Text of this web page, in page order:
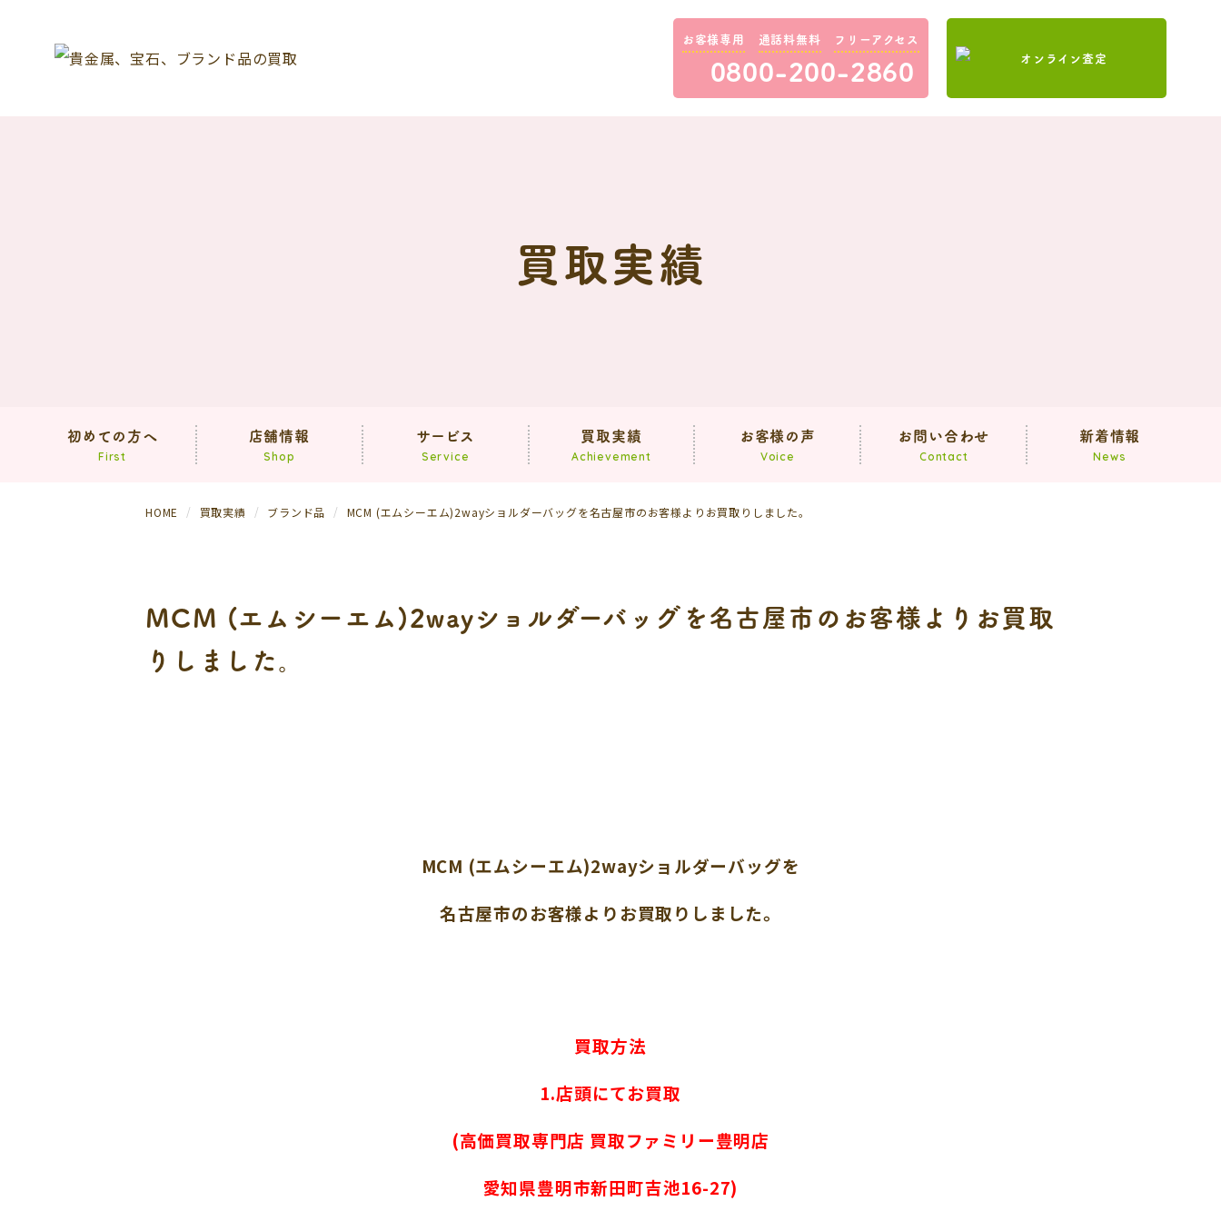
お客様専用 通話料無料 フリーアクセス
0800-200-2860
買取実績
初めての方へ
First
よくあるご質問
店舗情報
Shop
サービス
Service
買取
買取実績
Achievement
お客様の声
Voice
お問い合わせ
Contact
新着情報
News
HOME 買取実績 ブランド品 MCM (エムシーエム)2wayショルダーバッグを名古屋市のお客様よりお買取りしました。
MCM (エムシーエム)2wayショルダーバッグを名古屋市のお客様よりお買取
りしました。
MCM (エムシーエム)2wayショルダーバッグを
名古屋市のお客様よりお買取りしました。
買取方法
1.店頭にてお買取
(高価買取専門店 買取ファミリー豊明店
愛知県豊明市新田町吉池16-27)